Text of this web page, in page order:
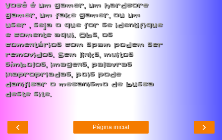
Você é um gamer, um hardcore
gamer, um fake gamer, ou um
user , seja o que for se identifique
e comente aqui. Obs, os
comentários com spam podem ser
removidos. Sem links, muitos
símbolos, imagens, palavras
inapropriadas, pois pode
danificar o mecanismo de busca
deste site.
‹ ›
Página inicial